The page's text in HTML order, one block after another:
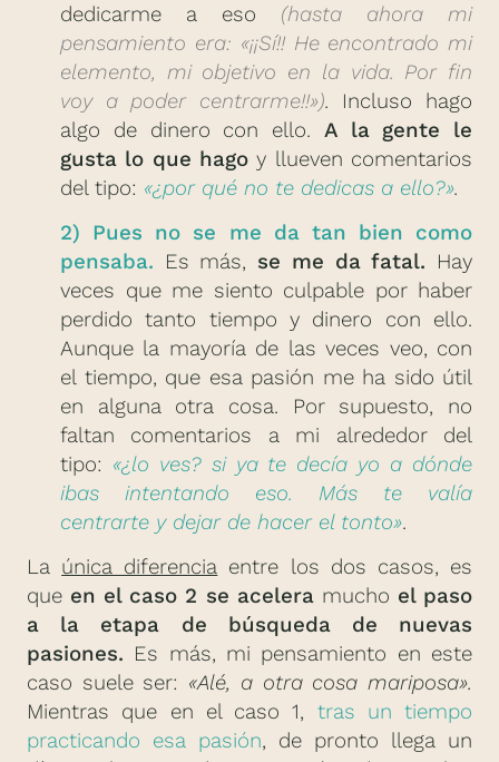
dedicarme a eso (hasta ahora mi
pensamiento era: «¡¡Sí!! He encontrado mi
elemento, mi objetivo en la vida. Por fin
voy a poder centrarme!!»). Incluso hago
algo de dinero con ello. A la gente le
gusta lo que hago y llueven comentarios
del tipo: «¿por qué no te dedicas a ello?».
2) Pues no se me da tan bien como
pensaba. Es más, se me da fatal. Hay
veces que me siento culpable por haber
perdido tanto tiempo y dinero con ello.
Aunque la mayoría de las veces veo, con
el tiempo, que esa pasión me ha sido útil
en alguna otra cosa. Por supuesto, no
faltan comentarios a mi alrededor del
tipo: «¿lo ves? si ya te decía yo a dónde
ibas intentando eso. Más te valía
centrarte y dejar de hacer el tonto».
La única diferencia entre los dos casos, es
que en el caso 2 se aceleramucho el paso
a la etapa de búsqueda de nuevas
pasiones. Es más, mi pensamiento en este
caso suele ser: «Alé, a otra cosa mariposa».
Mientras que en el caso 1, tras un tiempo
practicando esa pasión, de pronto llega un